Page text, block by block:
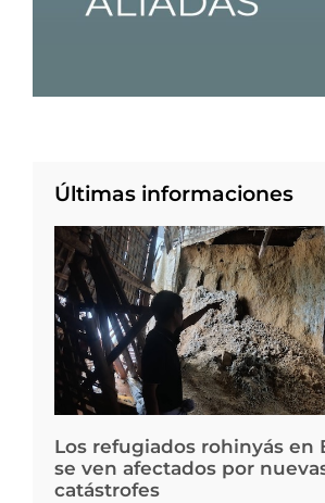
Últimas informaciones
Los refugiados rohinyás en
se ven afectados por
catástrofes